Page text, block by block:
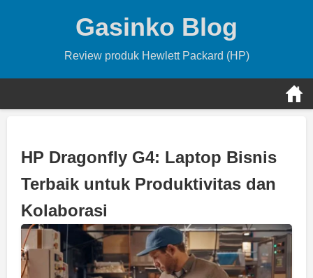
Gasinko Blog
Review produk Hewlett Packard (HP)
HP Dragonfly G4: Laptop Bisnis
Terbaik untuk Produktivitas dan
Kolaborasi